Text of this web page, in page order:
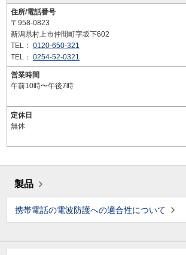
住所/電話番号
〒958-0823
新潟県村上市仲間町字坂下602
TEL： 0120-650-321
TEL： 0254-52-0321
営業時間
午前10時〜午後7時
定休日
無休
製品
携帯電話の電波防護への適合性について